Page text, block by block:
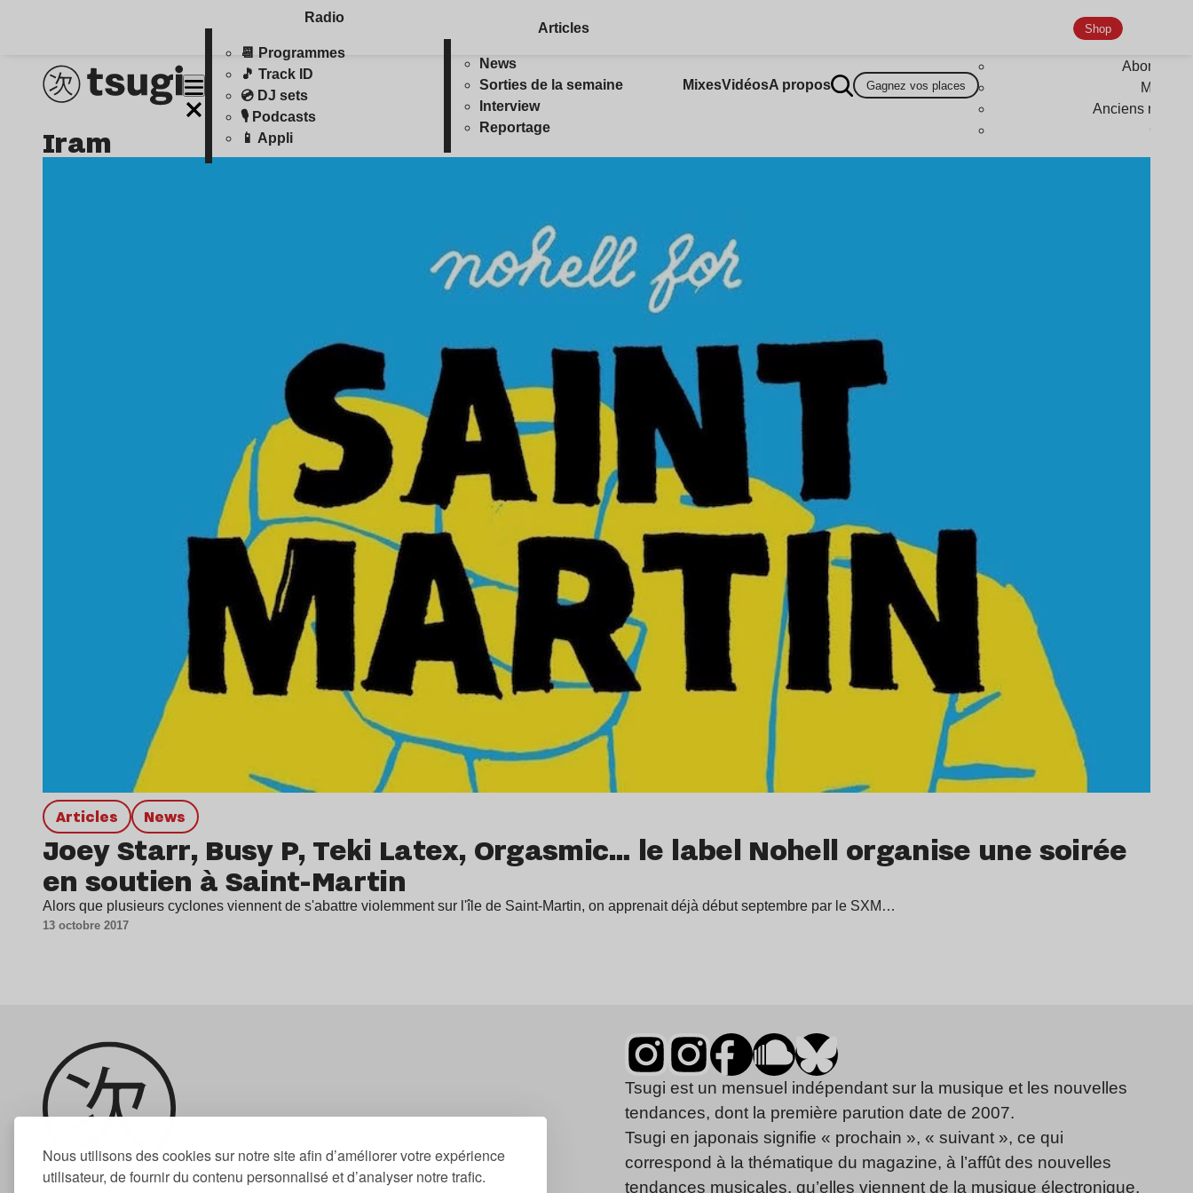
Nous utilisons des cookies sur notre site afin d’améliorer votre expérience
utilisateur, de fournir du contenu personnalisé et d’analyser notre trafic.
Radio
📆 Programmes
🎵 Track ID
💿 DJ sets
🎙️ Podcasts
📱 Appli
Articles
News
Sorties de la semaine
Interview
Reportage
MixesVidéosA propos Gagnez vos places
Shop
Anciens
iram
Articles news
Joey Starr, Busy P, Teki Latex, Orgasmic… le label Nohell organise une soirée
en soutien à Saint-Martin
Alors que plusieurs cyclones viennent de s'abattre violemment sur l'île de Saint-Martin, on apprenait déjà début septembre par le SXM…
13 octobre 2017
Tsugi est un mensuel indépendant sur la musique et les nouvelles
tendances, dont la première parution date de 2007.
Tsugi en japonais signifie « prochain », « suivant », ce qui
correspond à la thématique du magazine, à l’affût des nouvelles
tendances musicales, qu’elles viennent de la musique électronique,